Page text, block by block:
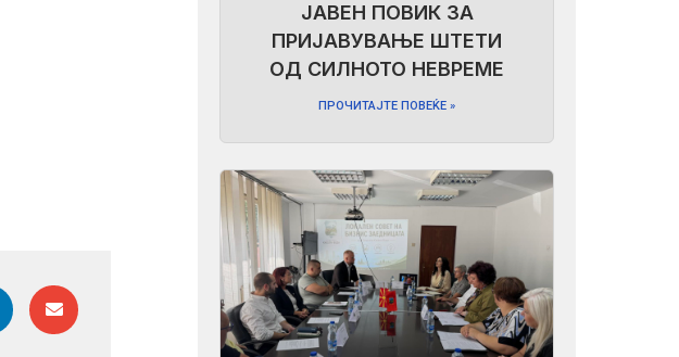
ЈАВЕН ПОВИК ЗА
ПРИЈАВУВАЊЕ ШТЕТИ
ОД СИЛНОТО НЕВРЕМЕ
ПРОЧИТАЈТЕ ПОВЕЌЕ »